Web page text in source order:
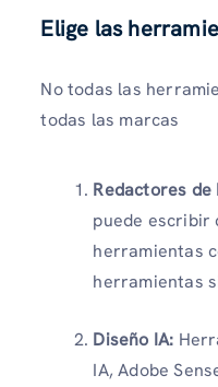
Elige las
No todas las
todas las marcas
Redactores de
puede escribir
herramientas
herramientas
Diseño IA:
IA, Adobe